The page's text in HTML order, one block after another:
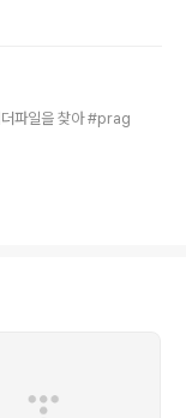
더파일을 찾아 #prag